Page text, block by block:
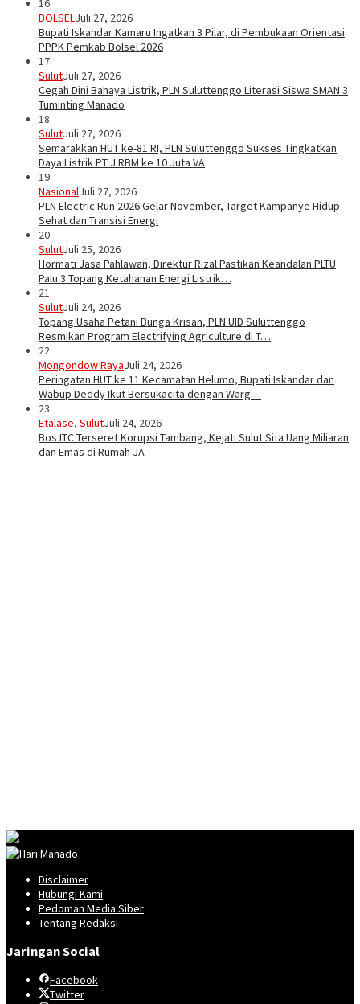
16
BOLSELJuli 27, 2026
Bupati Iskandar Kamaru Ingatkan 3 Pilar, di Pembukaan Orientasi
PPPK Pemkab Bolsel 2026
17
SulutJuli 27, 2026
Cegah Dini Bahaya Listrik, PLN Suluttenggo Literasi Siswa SMAN 3
Tuminting Manado
18
SulutJuli 27, 2026
Semarakkan HUT ke-81 RI, PLN Suluttenggo Sukses Tingkatkan
Daya Listrik PT J RBM ke 10 Juta VA
19
NasionalJuli 27, 2026
PLN Electric Run 2026 Gelar November, Target Kampanye Hidup
Sehat dan Transisi Energi
20
SulutJuli 25, 2026
Hormati Jasa Pahlawan, Direktur Rizal Pastikan Keandalan PLTU
Palu 3 Topang Ketahanan Energi Listrik…
21
SulutJuli 24, 2026
Topang Usaha Petani Bunga Krisan, PLN UID Suluttenggo
Resmikan Program Electrifying Agriculture di T…
22
Mongondow RayaJuli 24, 2026
Peringatan HUT ke 11 Kecamatan Helumo, Bupati Iskandar dan
Wabup Deddy Ikut Bersukacita dengan Warg…
23
Etalase, SulutJuli 24, 2026
Bos ITC Terseret Korupsi Tambang, Kejati Sulut Sita Uang Miliaran
dan Emas di Rumah JA
Disclaimer
Hubungi Kami
Pedoman Media Siber
Tentang Redaksi
Jaringan Social
Facebook
Twitter